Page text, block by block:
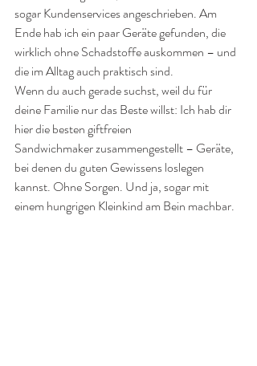
sogar Kundenservices angeschrieben. Am
Ende hab ich ein paar Geräte gefunden, die
wirklich ohne Schadstoffeauskommen – und
die im Alltag auch praktisch sind.
Wenn du auch gerade suchst, weil du für
deine Familie nur das Beste willst: Ich hab dir
hier die besten giftfreien
Sandwichmaker zusammengestellt – Geräte,
bei denen du guten Gewissens loslegen
kannst. Ohne Sorgen. Und ja, sogar mit
einem hungrigen Kleinkind am Bein machbar.